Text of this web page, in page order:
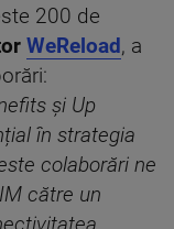
200 de
WeReload , a
și Up
în strategia
colaborări ne
către un